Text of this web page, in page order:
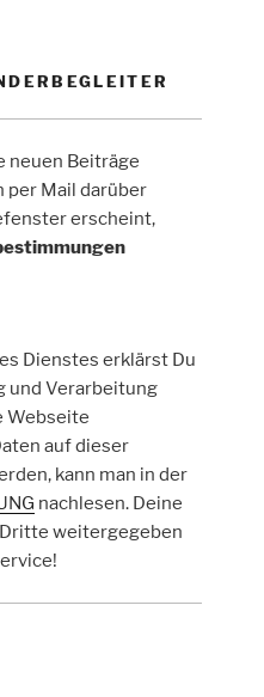
neuen Beiträge
per Mail darüber
erscheint,
Dienstes erklärst Du
und Verarbeitung
Webseite
auf dieser
kann man in der
nachlesen. Deine
weitergegeben